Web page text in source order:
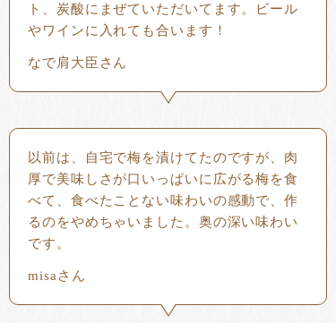
ト、炭酸にまぜていただいてます。ビール
やワインに入れても合います！
なで肩大臣さん
以前は、自宅で梅を漬けてたのですが、肉
厚で美味しさが口いっぱいに広がる梅を食
べて、食べたことない味わいの感動で、作
るのをやめちゃいました。奥の深い味わい
です。
misaさん